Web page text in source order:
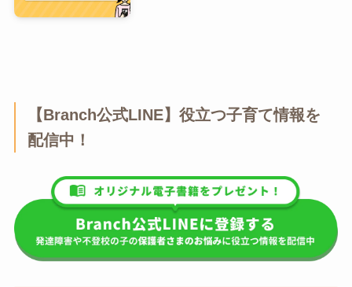
【Branch公式LINE】役立つ子育て情報を
配信中！